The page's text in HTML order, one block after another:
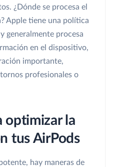
¿Dónde se procesa el
Apple tiene una política
generalmente procesa
en el dispositivo,
importante,
profesionales o
optimizar la
tus AirPods
hay maneras de